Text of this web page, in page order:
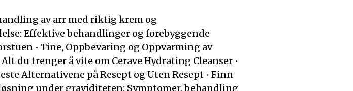
av arr med riktig krem og
Effektive behandlinger og forebyggende
• Tine, Oppbevaring og Oppvarming av
Alt du trenger å vite om Cerave Hydrating Cleanser •
Alternativene på Resept og Uten Resept • Finn
under graviditeten: Symptomer, behandling